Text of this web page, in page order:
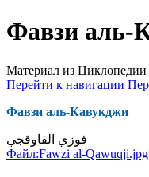
Фавзи аль-
Материал из Циклопедии
Перейти к навигации
Фавзи аль-Кавукджи
فوزي القاوقجي
Файл:Fawzi al-Qawuqji.jpg